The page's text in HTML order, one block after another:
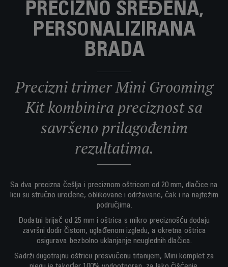
PRECIZNO SREĐENA,
PERSONALIZIRANA
BRADA
Precizni trimer Mini Grooming
Kit kombinira preciznost sa
savršeno prilagođenim
rezultatima.
Sa dva precizna češlja i preciznom oštricom od 20 mm, dlačice na
licu su stručno uređene, oblikovane i održavane, čak i na najtežim
područjima.
Dodatni brijač od 25 mm i oštrica s mikro preciznošću dodaju
završni dodir čistom, uglađenom izgledu, a okretna oštrica
osigurava bezbolno uklanjanje neuglednih dlačica.
Sadrži dugotrajnu oštricu presvučenu titanijem, Mini komplet za